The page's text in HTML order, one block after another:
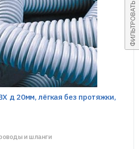
ФИЛЬТРОВАТЬ
д 20мм, лёгкая без протяжки,
и шланги